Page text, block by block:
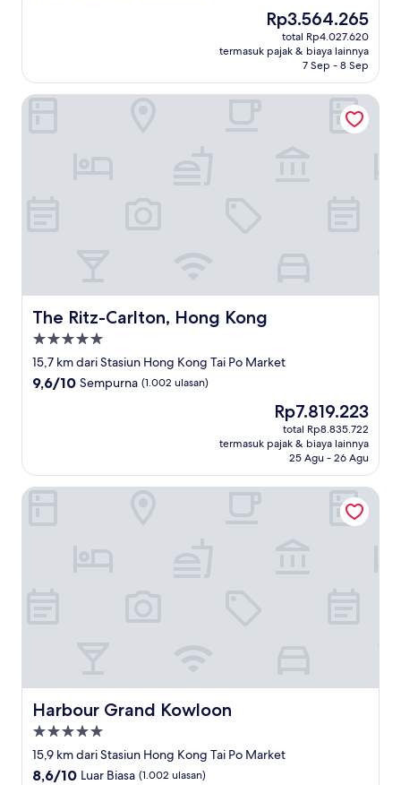
Harga
sekarang
Rp3.564.265
Rp3.564.265
total Rp4.027.620
termasuk pajak & biaya lainnya
7 Sep - 8 Sep
The Ritz-Carlton, Hong Kong
The Ritz-Carlton, Hong Kong
Properti
bintang
5.0
15,7 km dari Stasiun Hong Kong Tai Po Market
9.6
9,6/10 Sempurna (1.002 ulasan)
Harga
sekarang
Rp7.819.223
Rp7.819.223
total Rp8.835.722
termasuk pajak & biaya lainnya
25 Agu - 26 Agu
The Ritz-Carlton, Hong Kong
Harbour Grand Kowloon
Harbour Grand Kowloon
Properti
bintang
5.0
15,9 km dari Stasiun Hong Kong Tai Po Market
8.6
8,6/10 Luar Biasa (1.002 ulasan)
Harbour Grand Kowloon